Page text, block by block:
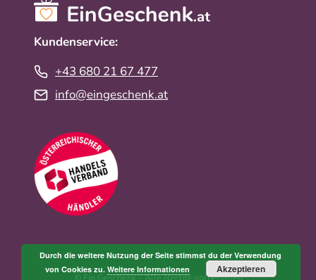
Kundenservice:
+43 680 21 67 477
info@eingeschenk.at
Durch die weitere Nutzung der Seite stimmst du der Verwendung
von Cookies zu. Weitere Informationen Akzeptieren